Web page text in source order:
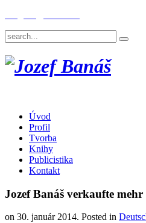
Úvod
Profil
Tvorba
Knihy
Publicistika
Kontakt
Jozef Banáš verkaufte
on 30. január 2014. Posted in